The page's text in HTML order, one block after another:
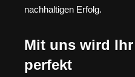
nachhaltigen Erfolg.
Mit uns wird
perfekt